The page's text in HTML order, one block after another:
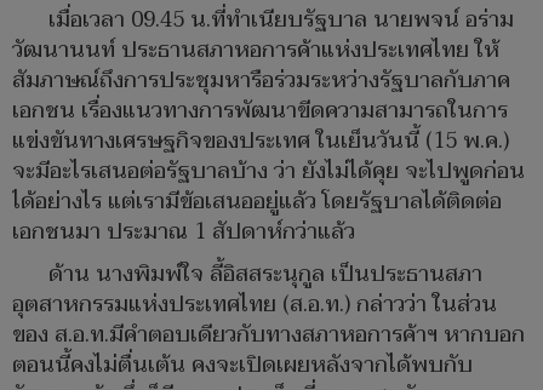
เมื่อเวลา 09.45 น.ที่ทำเนียบรัฐบาล นายพจน์ อร่าม
วัฒนานนท์ ประธานสภาหอการค้าแห่งประเทศไทย ให้
สัมภาษณ์ถึงการประชุมหารือร่วมระหว่างรัฐบาลกับภาค
เอกชน เรื่องแนวทางการพัฒนาขีดความสามารถในการ
แข่งขันทางเศรษฐกิจของประเทศ ในเย็นวันนี้ (15 พ.ค.)
จะมีอะไรเสนอต่อรัฐบาลบ้าง ว่า ยังไม่ได้คุย จะไปพูดก่อน
ได้อย่างไร แต่เรามีข้อเสนออยู่แล้ว โดยรัฐบาลได้ติดต่อ
เอกชนมา ประมาณ 1 สัปดาห์กว่าแล้ว
ด้าน นางพิมพ์ใจ ลี้อิสสระนุกูล เป็นประธานสภา
อุตสาหกรรมแห่งประเทศไทย (ส.อ.ท.) กล่าวว่า ในส่วน
ของ ส.อ.ท.มีคำตอบเดียวกับทางสภาหอการค้าฯ หากบอก
ตอนนี้คงไม่ตื่นเต้น คงจะเปิดเผยหลังจากได้พบกับ